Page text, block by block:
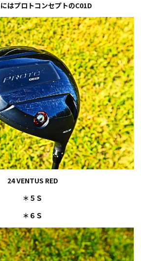
はプロトコンセプトのC01D
24 VENTUS RED
＊５Ｓ
＊６Ｓ